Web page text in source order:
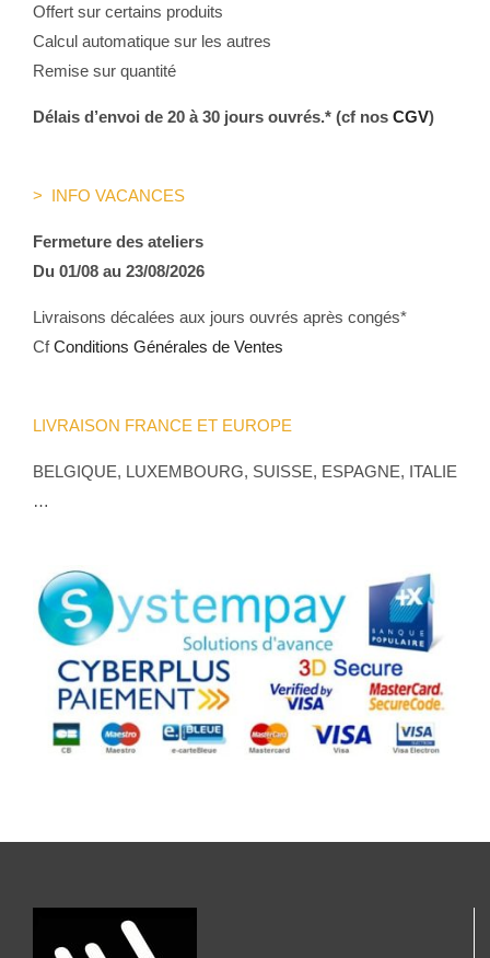
Offert sur certains produits
Calcul automatique sur les autres
Remise sur quantité
Délais d’envoi de 20 à 30 jours ouvrés.* (cf nos CGV)
> INFO VACANCES
Fermeture des ateliers
Du 01/08 au 23/08/2026
Livraisons décalées aux jours ouvrés après congés*
CfConditions Générales de Ventes
LIVRAISON FRANCE ET EUROPE
BELGIQUE, LUXEMBOURG, SUISSE, ESPAGNE, ITALIE
…